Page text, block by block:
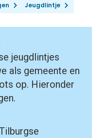
Jeugdlintje
jeugdlintjes
als gemeente en
op. Hieronder